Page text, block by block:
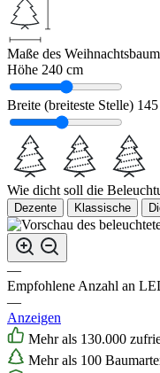
Maße des
Höhe 240 cm
Breite (breiteste Stelle)
Wie dicht soll die
Dezente Klassische
—
Empfohlene Anzahl an
—
Anzeigen
Mehr als 130.000
Mehr als 100